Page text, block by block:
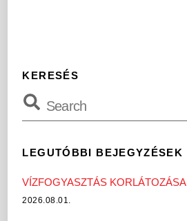
KERESÉS
LEGUTÓBBI BEJEGYZÉSEK
VÍZFOGYASZTÁS KORLÁTOZÁSA
2026.08.01.